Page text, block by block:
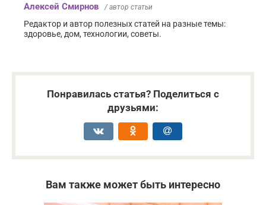
Алексей Смирнов / автор статьи
Редактор и автор полезных статей на разные темы:
здоровье, дом, технологии, советы.
Понравилась статья? Поделиться с
друзьями:
Вам также может быть интересно